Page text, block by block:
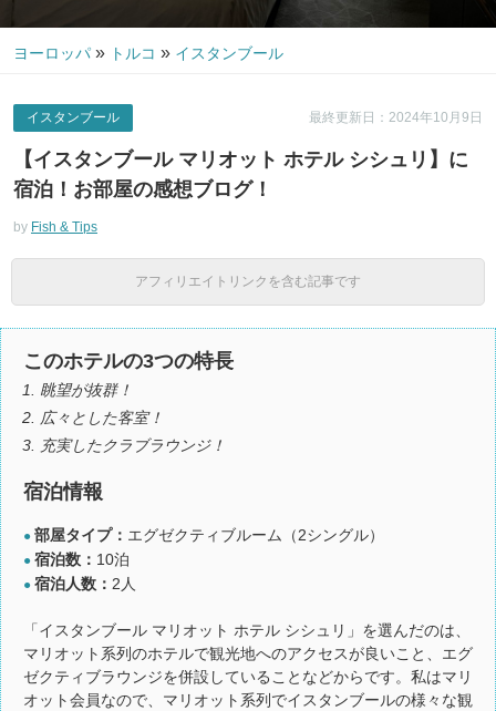
ヨーロッパ » トルコ » イスタンブール
最終更新日：2024年10月9日
イスタンブール
【イスタンブール マリオット ホテル シシュリ】に
宿泊！お部屋の感想ブログ！
by Fish & Tips
アフィリエイトリンクを含む記事です
このホテルの3つの特長
眺望が抜群！
広々とした客室！
充実したクラブラウンジ！
宿泊情報
● 部屋タイプ： エグゼクティブルーム（2シングル）
● 宿泊数： 10泊
● 宿泊人数： 2人
「イスタンブール マリオット ホテル シシュリ」を選んだのは、
マリオット系列のホテルで観光地へのアクセスが良いこと、エグ
ゼクティブラウンジを併設していることなどからです。私はマリ
オット会員なので、マリオット系列でイスタンブールの様々な観